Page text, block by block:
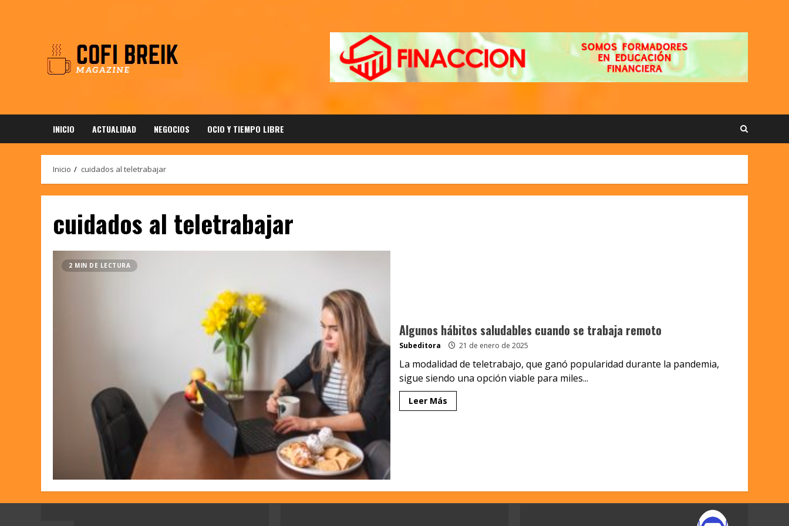
INICIO ACTUALIDAD NEGOCIOS OCIO Y TIEMPO LIBRE
Inicio cuidados al teletrabajar
cuidados al teletrabajar
2 MIN DE LECTURA
Algunos hábitos saludables cuando se trabaja remoto
Subeditora 21 de enero de 2025
La modalidad de teletrabajo, que ganó popularidad durante la pandemia,
sigue siendo una opción viable para miles...
Leer Más